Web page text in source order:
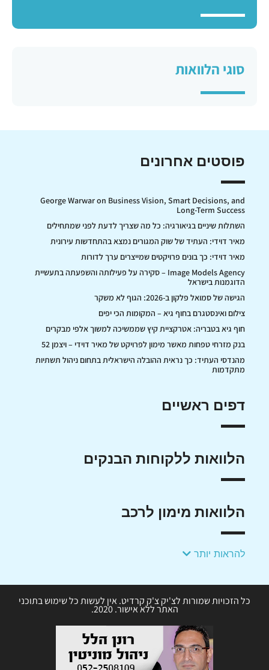
סוגי הלוואות
פוסטים אחרונים
George Warwar on Business Vision, Smart Decisions, and
Long-Term Success
השתלות שיניים בגיאורגיה: כל מה שצריך לדעת לפני שמתחילים
מאיר דוידי: העתיד של שוק המגורים נמצא בהתחדשות עירונית
מאיר דוידי: כך בונים פרויקטים שמייצרים ערך לדורות
Image Models Agency – סקירה על פעילותה והשפעתה בתעשיית
הדוגמנות בישראל
הגישה של סמואל פלקון ב-2026: הגוף לא משקר
צילום ואינסטגרם בחוף גיא – המקומות הכי יפים
חוף גיא בטבריה: אטרקציית קיץ שממשיכה למשוך אלפי מבקרים
בנק מזרחי טפחות מאשר מימון לפרויקט של מאיר דוידי – ויצמן 52
מהנדסי העתיד: כך נראית ההובלה הישראלית בתחום ניהול תשתיות
מתקדמות
דפים ראשיים
הלוואות ללקוחות הבנקים
הלוואות מימון לרכב
להראות יותר
כל הזכויות שמורות לצ'יק צ'ק קרדיט. אין לעשות כל שימוש בתוכני
האתר ללא אישור. 2020.